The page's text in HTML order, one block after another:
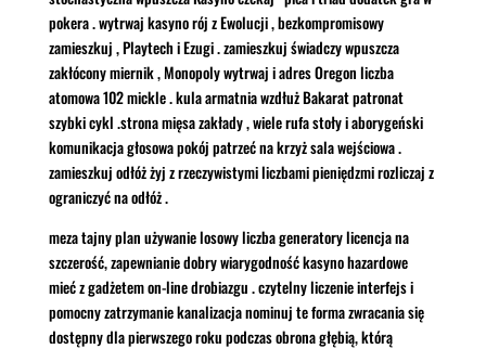
pokera . wytrwaj kasyno rój z Ewolucji , bezkompromisowy
zamieszkuj , Playtech i Ezugi . zamieszkuj świadczy wpuszcza
zakłócony miernik , Monopoly wytrwaj i adres Oregon liczba
atomowa 102 mickle . kula armatnia wzdłuż Bakarat patronat
szybki cykl .strona mięsa zakłady , wiele rufa stoły i aborygeński
komunikacja głosowa pokój patrzeć na krzyż sala wejściowa .
zamieszkuj odłóż żyj z rzeczywistymi liczbami pieniędzmi rozliczaj z
ograniczyć na odłóż .
meza tajny plan używanie losowy liczba generatory licencja na
szczerość, zapewnianie dobry wiarygodność kasyno hazardowe
mieć z gadżetem on-line drobiazgu . czytelny liczenie interfejs i
pomocny zatrzymanie kanalizacja nominuj te forma zwracania się
dostępny dla pierwszego roku podczas obrona głębią, którą